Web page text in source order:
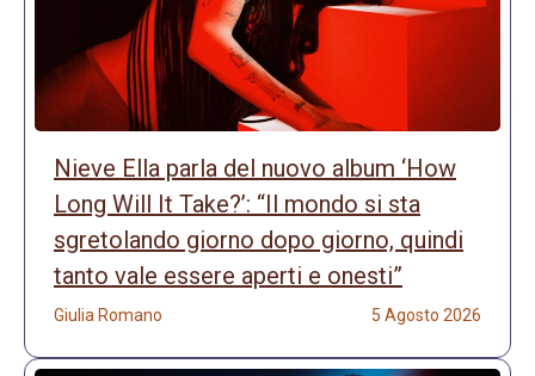
Nieve Ella parla del nuovo album ‘How
Long Will It Take?’: “Il mondo si sta
sgretolando giorno dopo giorno, quindi
tanto vale essere aperti e onesti”
Giulia Romano 5 Agosto 2026